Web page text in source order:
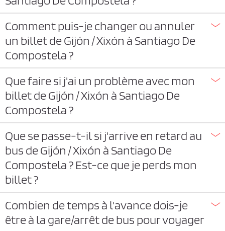
Comment puis-je changer ou annuler
un billet de Gijón / Xixón à Santiago De
Compostela ?
Que faire si j'ai un problème avec mon
billet de Gijón / Xixón à Santiago De
Compostela ?
Que se passe-t-il si j'arrive en retard au
bus de Gijón / Xixón à Santiago De
Compostela ? Est-ce que je perds mon
billet ?
Combien de temps à l'avance dois-je
être à la gare/arrêt de bus pour voyager